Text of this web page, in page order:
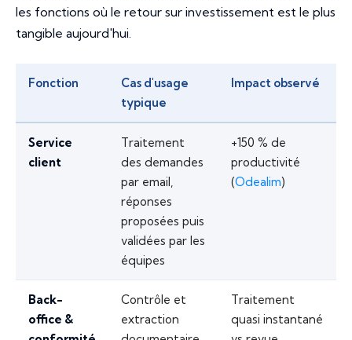
les fonctions où le retour sur investissement est le plus
tangible aujourd'hui.
Fonction
Cas d'usage
typique
Impact observé
Service
client
Traitement
des demandes
par email,
réponses
proposées puis
validées par les
équipes
+150 % de
productivité
(Odealim)
Back-
office &
Contrôle et
extraction
Traitement
quasi instantané